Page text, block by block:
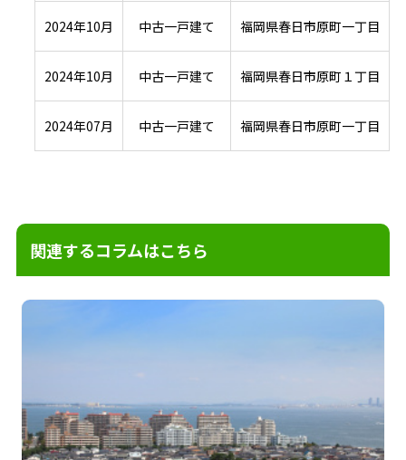
2024年10月 中古一戸建て 福岡県春日市原町一丁目
2024年10月 中古一戸建て 福岡県春日市原町１丁目
2024年07月 中古一戸建て 福岡県春日市原町一丁目
関連するコラムはこちら